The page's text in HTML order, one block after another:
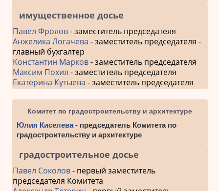
имущественное досье
Павел Фролов- заместитель председателя
Анжелика Логачева - заместитель председателя -
главный бухгалтер
Константин Марков- заместитель председателя
Максим Похил - заместитель председателя
Екатерина Кутыева - заместитель председателя
Комитет по градостроительству и архитектуре
Юлия Киселева- председатель Комитета по
градостроительству и архитектуре
градостроительное досье
Павел Соколов- первый заместитель
председателя Комитета